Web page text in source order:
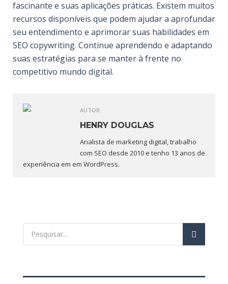
fascinante e suas aplicações práticas. Existem muitos
recursos disponíveis que podem ajudar a aprofundar
seu entendimento e aprimorar suas habilidades em
SEO copywriting. Continue aprendendo e adaptando
suas estratégias para se manter à frente no
competitivo mundo digital.
AUTOR:
HENRY DOUGLAS
Analista de marketing digital, trabalho
com SEO desde 2010 e tenho 13 anos de
experiência em em WordPress.